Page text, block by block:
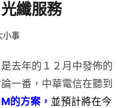
纖服務
小事
去年的１２月中發佈的
一番，中華電信在聽到
的方案， 並預計將在今